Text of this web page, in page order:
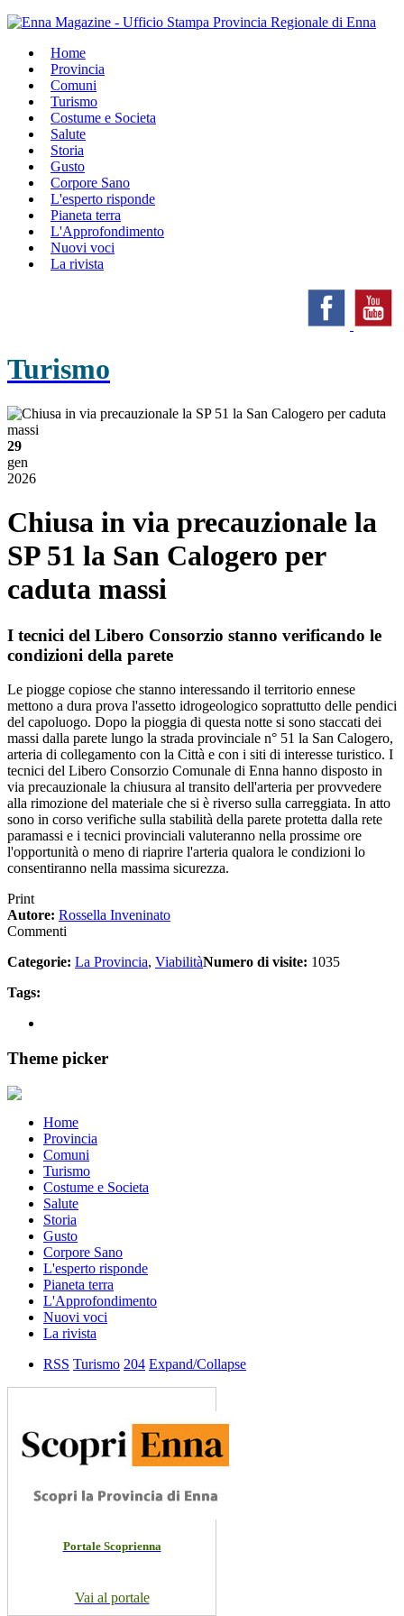
Home
Provincia
Comuni
Turismo
Costume e Societa
Salute
Storia
Gusto
Corpore Sano
L'esperto risponde
Pianeta terra
L'Approfondimento
Nuovi voci
La rivista
Turismo
29
gen
2026
Chiusa in via precauzionale la
SP 51 la San Calogero per
caduta massi
I tecnici del Libero Consorzio stanno verificando le
condizioni della parete
Le piogge copiose che stanno interessando il territorio ennese
mettono a dura prova l'assetto idrogeologico soprattutto delle pendici
del capoluogo. Dopo la pioggia di questa notte si sono staccati dei
massi dalla parete lungo la strada provinciale n° 51 la San Calogero,
arteria di collegamento con la Città e con i siti di interesse turistico. I
tecnici del Libero Consorzio Comunale di Enna hanno disposto in
via precauzionale la chiusura al transito dell'arteria per provvedere
alla rimozione del materiale che si è riverso sulla carreggiata. In atto
sono in corso verifiche sulla stabilità della parete protetta dalla rete
paramassi e i tecnici provinciali valuteranno nella prossime ore
l'opportunità o meno di riaprire l'arteria qualora le condizioni lo
consentiranno nella massima sicurezza.
Print
Autore: Rossella Inveninato
Commenti
Categorie: La Provincia, ViabilitàNumero di visite: 1035
Tags:
Theme picker
Home
Provincia
Comuni
Turismo
Costume e Societa
Salute
Storia
Gusto
Corpore Sano
L'esperto risponde
Pianeta terra
L'Approfondimento
Nuovi voci
La rivista
RSS Turismo 204 Expand/Collapse
Portale Scoprienna
Vai al portale